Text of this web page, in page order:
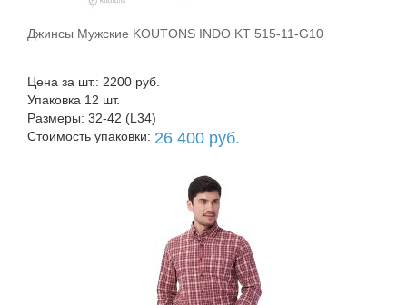
В корзину
Джинсы Мужские KOUTONS INDO KT 515-11-G10
Цена за шт.: 2200 руб.
Упаковка 12 шт.
Размеры: 32-42 (L34)
Стоимость упаковки: 26 400 руб.